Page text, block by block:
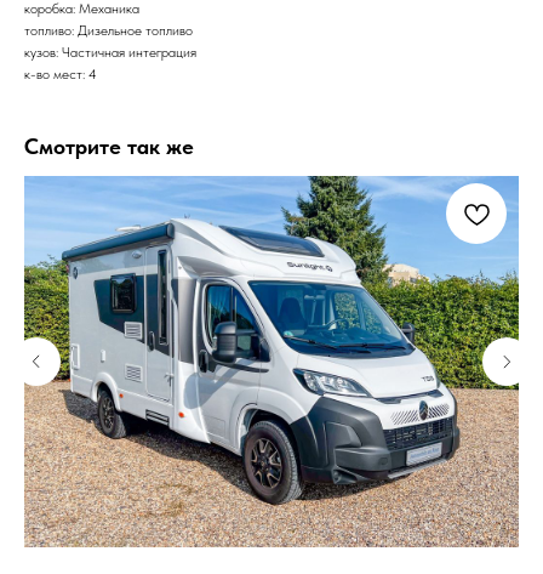
коробка: Механика
топливо: Дизельное топливо
кузов: Частичная интеграция
к-во мест: 4
Смотрите так же